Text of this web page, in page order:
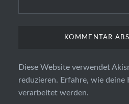
Diese Website verwendet
reduzieren. Erfahre, wie deine
verarbeitet werden.